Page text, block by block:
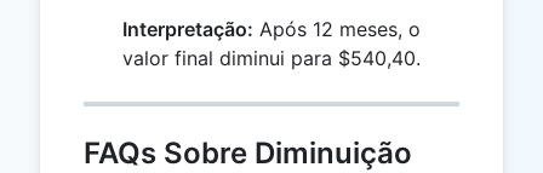
Interpretação: Após 12 meses, o
valor final diminui para $540,40.
FAQs Sobre Diminuição